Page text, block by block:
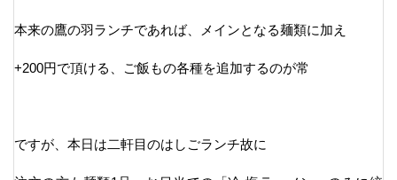
本来の鷹の羽ランチであれば、メインとなる麺類に加え
+200円で頂ける、ご飯もの各種を追加するのが常
ですが、本日は二軒目のはしごランチ故に